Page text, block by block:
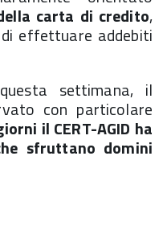
carta di credito,
effettuare addebiti
settimana, il
con particolare
il CERT-AGID ha
sfruttano domini